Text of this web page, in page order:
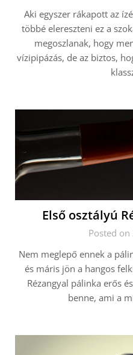
Aki egyszer rákapott az
többé elereszteni ez a
megoszlanak, hogy
vízipipázás, de az biztos,
Első osztályú
Posted
Nem meglepő ennek a
és máris jön a hangos
Rézangyal pálinka erős
benne, ami a